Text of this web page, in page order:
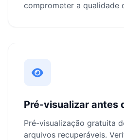
comprometer a qualidade
Pré-visualizar antes
Pré-visualização gratuita
arquivos recuperáveis.